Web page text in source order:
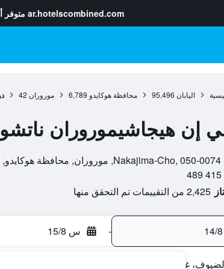
ar.hotelscombined.com متوفر
اليابان 95,496 محافظة هوكايدو 6,789 موروران 42
إن هيجاشيموروران
2,425 من التقييمات تم التحقق منها
- س 15/8